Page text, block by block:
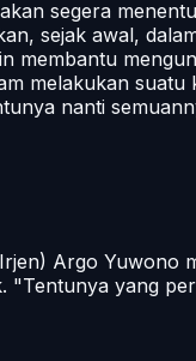
segera
sejak awal,
membantu
melakukan
nanti
Argo Yuwono
yang